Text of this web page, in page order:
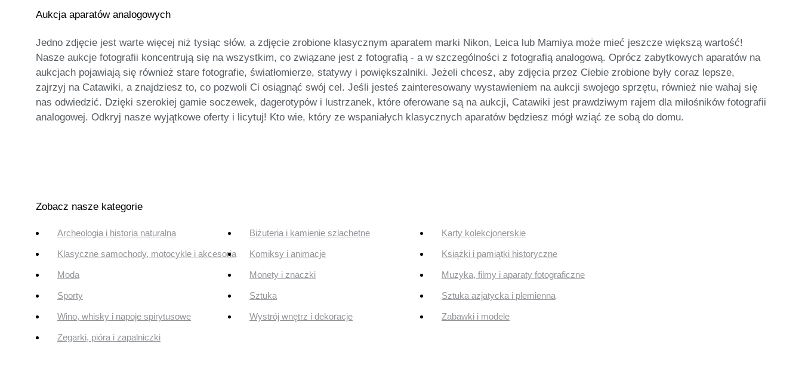
Aukcja aparatów analogowych
Jedno zdjęcie jest warte więcej niż tysiąc słów, a zdjęcie zrobione klasycznym aparatem marki Nikon, Leica lub Mamiya może mieć jeszcze większą wartość!
Nasze aukcje fotografii koncentrują się na wszystkim, co związane jest z fotografią - a w szczególności z fotografią analogową. Oprócz zabytkowych aparatów na
aukcjach pojawiają się również stare fotografie, światłomierze, statywy i powiększalniki. Jeżeli chcesz, aby zdjęcia przez Ciebie zrobione były coraz lepsze,
zajrzyj na Catawiki, a znajdziesz to, co pozwoli Ci osiągnąć swój cel. Jeśli jesteś zainteresowany wystawieniem na aukcji swojego sprzętu, również nie wahaj się
nas odwiedzić. Dzięki szerokiej gamie soczewek, dagerotypów i lustrzanek, które oferowane są na aukcji, Catawiki jest prawdziwym rajem dla miłośników fotografii
analogowej. Odkryj nasze wyjątkowe oferty i licytuj! Kto wie, który ze wspaniałych klasycznych aparatów będziesz mógł wziąć ze sobą do domu.
Zobacz nasze kategorie
Archeologia i historia naturalna Biżuteria i kamienie szlachetne Karty kolekcjonerskie
Klasyczne samochody, motocykle i akcesoria Komiksy i animacje Książki i pamiątki historyczne
Moda Monety i znaczki Muzyka, filmy i aparaty fotograficzne
Sporty Sztuka Sztuka azjatycka i plemienna
Wino, whisky i napoje spirytusowe Wystrój wnętrz i dekoracje Zabawki i modele
Zegarki, pióra i zapalniczki